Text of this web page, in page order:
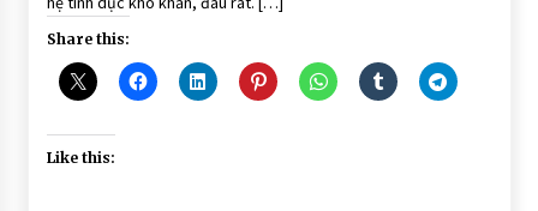
Share this:
Like this: